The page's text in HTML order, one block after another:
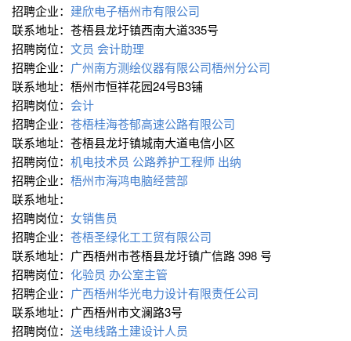
招聘企业： 建欣电子梧州市有限公司
联系地址：苍梧县龙圩镇西南大道335号
招聘岗位： 文员 会计助理
招聘企业： 广州南方测绘仪器有限公司梧州分公司
联系地址：梧州市恒祥花园24号B3铺
招聘岗位： 会计
招聘企业： 苍梧桂海苍郁高速公路有限公司
联系地址：苍梧县龙圩镇城南大道电信小区
招聘岗位： 机电技术员 公路养护工程师 出纳
招聘企业： 梧州市海鸿电脑经营部
联系地址：
招聘岗位： 女销售员
招聘企业： 苍梧圣绿化工工贸有限公司
联系地址：广西梧州市苍梧县龙圩镇广信路 398 号
招聘岗位： 化验员 办公室主管
招聘企业： 广西梧州华光电力设计有限责任公司
联系地址：广西梧州市文澜路3号
招聘岗位： 送电线路土建设计人员